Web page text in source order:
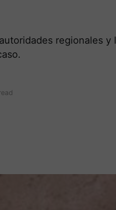
regionales y